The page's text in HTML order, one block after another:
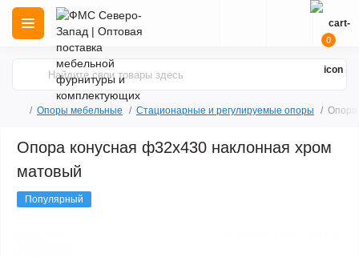
0
Опоры мебельные Стационарные и регулируемые опоры Опора
Опора конусная ф32х430 наклонная хром
матовый
Популярный